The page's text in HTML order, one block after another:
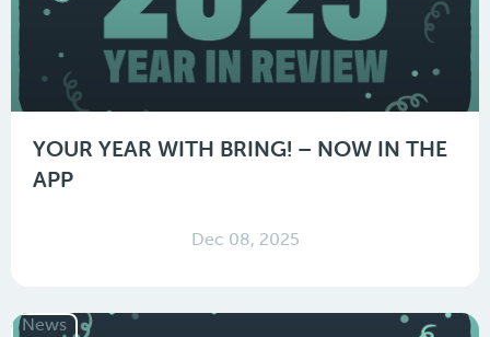
YOUR YEAR WITH BRING! – NOW IN THE
APP
Dec 08, 2025
News